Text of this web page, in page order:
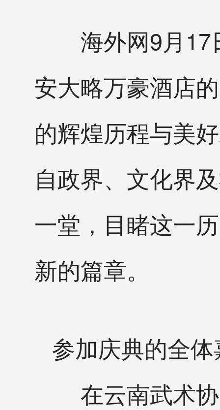
海外网9月17
安大略万豪酒店
的辉煌历程与美
自政界、文化界
一堂，目睹这一
新的篇章。
参加庆典的全
在云南武术协